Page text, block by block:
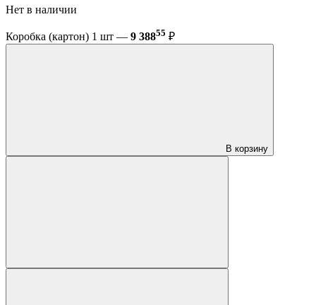
Нет в наличии
Коробка (картон) 1 шт — 9 38855 ₽
В корзину